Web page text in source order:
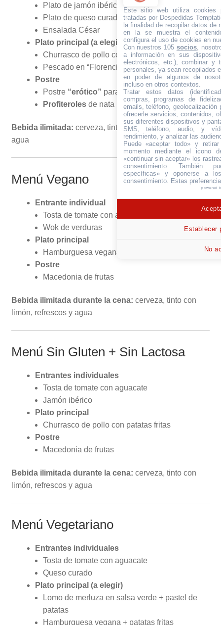
Plato de jamón ibérico
Plato de queso curado
Ensalada César
Plato principal (a elegir)
Churrasco de pollo con pastel de patatas
Pescado en “Florencias” (bajoreserva previa)
Postre
Postre “erótico” para la novia (opcional)
Profiterolesde nata bañados con chocolate
Bebida ilimitada: cerveza, tinto con limón, refrescos y
agua
Menú Vegano
Entrante individual
Tosta de tomate con aguacate
Wok de verduras
Plato principal
Hamburguesa vegana con patatas fritas
Postre
Macedonia de frutas
Bebida ilimitada durante la cena: cerveza, tinto con
limón, refrescos y agua
Menú Sin Gluten + Sin Lactosa
Entrantes individuales
Tosta de tomate con aguacate
Jamón ibérico
Plato principal
Churrasco de pollo con patatas fritas
Postre
Macedonia de frutas
Bebida ilimitada durante la cena: cerveza, tinto con
limón, refrescos y agua
Menú Vegetariano
Entrantes individuales
Tosta de tomate con aguacate
Queso curado
Plato principal (a elegir)
Lomo de merluza en salsa verde + pastel de
patatas
Hamburguesa vegana + patatas fritas
Este sitio web utiliza cookies
tratadas por Despedidas
la finalidad de recopilar datos de
en la se muestra el
configura el uso de cookies en
Con nuestros 105 socios,
a información en sus
electrónicos, etc.), combinar y
personales, ya sean recopilados
en poder de algunos de
incluso en otros contextos.
Tratar estos datos
compras, programas de
emails, teléfono,
ofrecerle servicios, contenidos,
sus diferentes dispositivos y
SMS, teléfono, audio, y
rendimiento, y analizar las
Puede «aceptar todo» y
momento mediante el icono
«continuar sin aceptar» los
consentimiento. También
específicas» y oponerse a
consentimiento. Estas
powered
No
Establecer